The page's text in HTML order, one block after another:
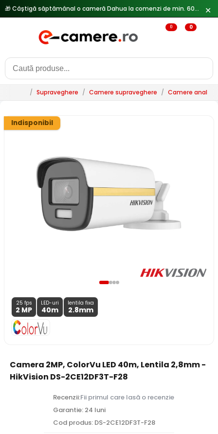
✕
0 0
/ Supraveghere / Camere supraveghere / Camere
Indisponibil
25 fps
2 MP
LED-uri
40m
lentila fixa
2.8mm
Camera 2MP, ColorVu LED 40m, Lentila 2,8mm -
HikVision DS-2CE12DF3T-F28
Recenzii:Fii primul care lasă o recenzie
Garantie: 24 luni
Cod produs: DS-2CE12DF3T-F28